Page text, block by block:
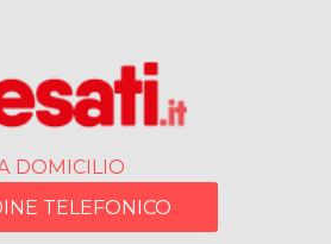
DOMICILIO
TELEFONICO